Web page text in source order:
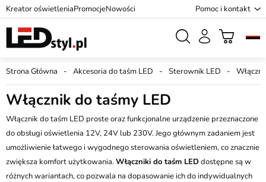
Kreator oświetleniaPromocjeNowości Pomoc i kontakt
Strona Główna Akcesoria do taśm LED Sterownik LED
Włącznik do taśmy LED
Włącznik do taśm LED proste oraz funkcjonalne urządzenie przeznaczone
do obsługi oświetlenia 12V, 24V lub 230V. Jego głównym zadaniem jest
umożliwienie łatwego i wygodnego sterowania oświetleniem, co znacznie
zwiększa komfort użytkowania.Włączniki do taśm LEDdostępne są w
różnych wariantach, co pozwala na dopasowanie ich do indywidualnych